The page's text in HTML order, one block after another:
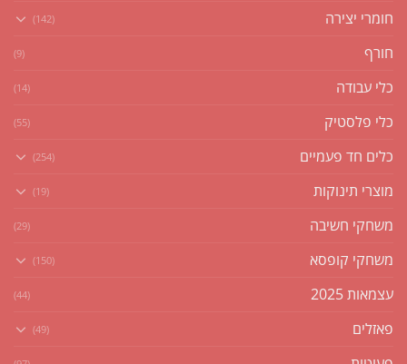
חומרי יצירה (142)
חורף (9)
כלי עבודה (14)
כלי פלסטיק (55)
כלים חד פעמיים (254)
מוצרי תינוקות (19)
משחקי חשיבה (29)
משחקי קופסא (150)
עצמאות 2025 (44)
פאזלים (49)